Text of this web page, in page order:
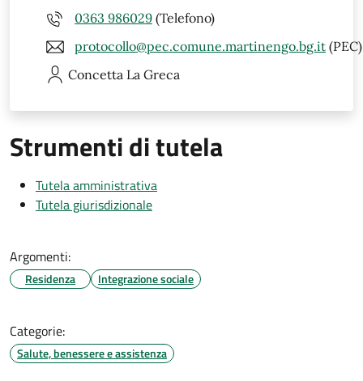
0363 986029 (Telefono)
protocollo@pec.comune.martinengo.bg.it (PEC)
Concetta La Greca
Strumenti di tutela
Tutela amministrativa
Tutela giurisdizionale
Argomenti:
Residenza Integrazione sociale
Categorie:
Salute, benessere e assistenza